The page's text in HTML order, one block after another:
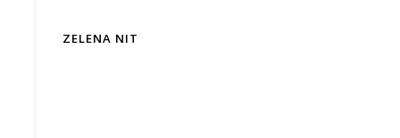
ZELENA NIT